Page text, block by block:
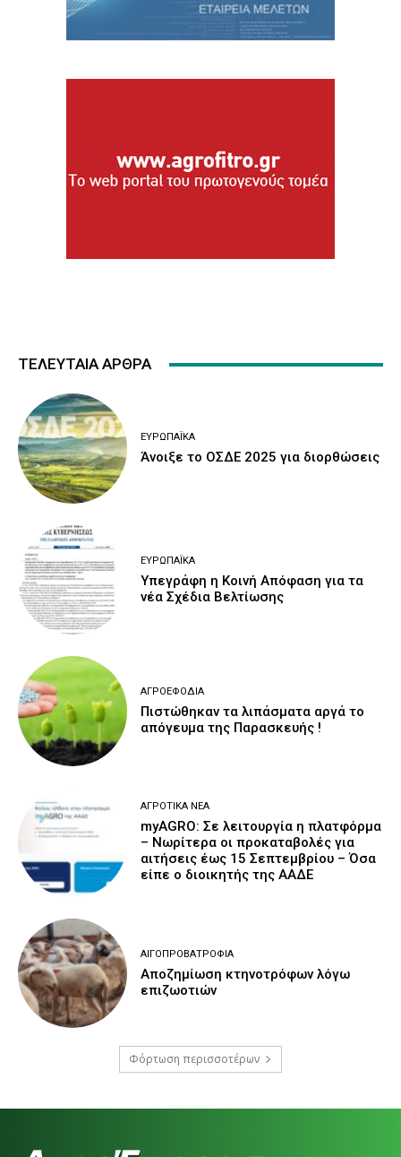
ΤΕΛΕΥΤΑΙΑ ΑΡΘΡΑ
ΕΥΡΩΠΑΪΚΆ
Άνοιξε το ΟΣΔΕ 2025 για διορθώσεις
ΕΥΡΩΠΑΪΚΆ
Υπεγράφη η Κοινή Απόφαση για τα
νέα Σχέδια Βελτίωσης
ΑΓΡΟΕΦΌΔΙΑ
Πιστώθηκαν τα λιπάσματα αργά το
απόγευμα της Παρασκευής !
ΑΓΡΟΤΙΚΆ ΝΈΑ
myAGRO: Σε λειτουργία η πλατφόρμα
– Νωρίτερα οι προκαταβολές για
αιτήσεις έως 15 Σεπτεμβρίου – Όσα
είπε ο διοικητής της ΑΑΔΕ
ΑΙΓΟΠΡΟΒΑΤΡΟΦΊΑ
Αποζημίωση κτηνοτρόφων λόγω
επιζωοτιών
Φόρτωση περισσοτέρων